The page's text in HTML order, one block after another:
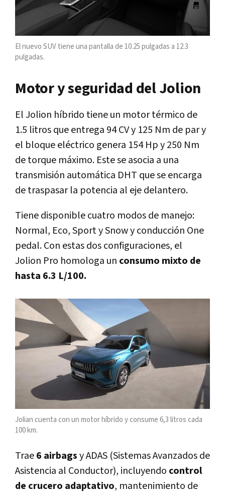
El nuevo SUV tiene una pantalla de 10.25 pulgadas a 12.3
pulgadas.
Motor y seguridad del Jolion
El Jolion híbrido tiene un motor térmico de
1.5 litros que entrega 94 CV y 125 Nm de par y
el bloque eléctrico genera 154 Hp y 250 Nm
de torque máximo. Este se asocia a una
transmisión automática DHT que se encarga
de traspasar la potencia al eje delantero.
Tiene disponible cuatro modos de manejo:
Normal, Eco, Sport y Snow y conducción One
pedal. Con estas dos configuraciones, el
Jolion Pro homologa un consumo mixto de
hasta 6.3 L/100.
Jolian cuenta con un motor híbrido y consume 6,3 litros cada
100 km.
Trae6 airbagsy ADAS (Sistemas Avanzados de
Asistencia al Conductor), incluyendo control
de crucero adaptativo, mantenimiento de